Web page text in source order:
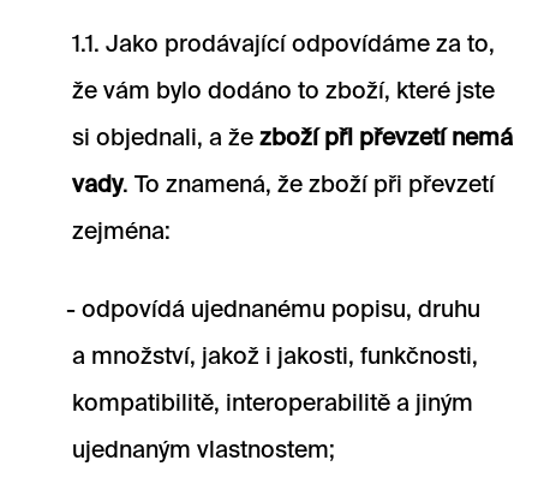
1.1. Jako prodávající odpovídáme za to,
že vám bylo dodáno to zboží, které jste
si objednali, a že zboží při převzetí nemá
vady. To znamená, že zboží při převzetí
zejména:
odpovídá ujednanému popisu, druhu
a množství, jakož i jakosti, funkčnosti,
kompatibilitě, interoperabilitě a jiným
ujednaným vlastnostem;